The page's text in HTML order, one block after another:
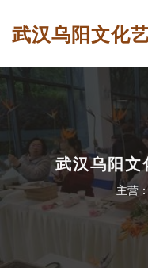
武汉乌阳文化
武汉乌阳文
主营